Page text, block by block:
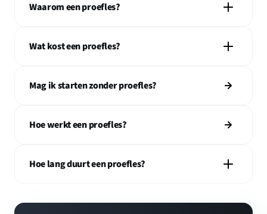
Waarom een proefles?
Wat kost een proefles?
Mag ik starten zonder proefles?
Hoe werkt een proefles?
Hoe lang duurt een proefles?